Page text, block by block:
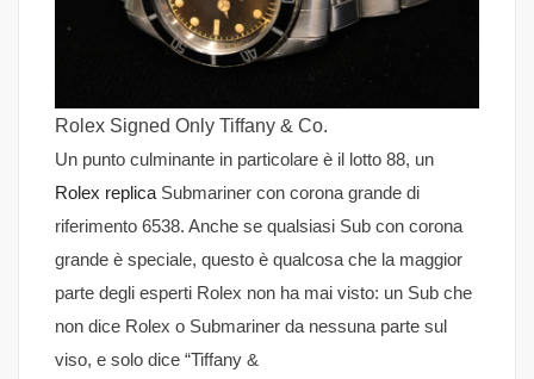
Rolex Signed Only Tiffany & Co.
Un punto culminante in particolare è il lotto 88, un
Rolex replica Submariner con corona grande di
riferimento 6538. Anche se qualsiasi Sub con corona
grande è speciale, questo è qualcosa che la maggior
parte degli esperti Rolex non ha mai visto: un Sub che
non dice Rolex o Submariner da nessuna parte sul
viso, e solo dice “Tiffany &